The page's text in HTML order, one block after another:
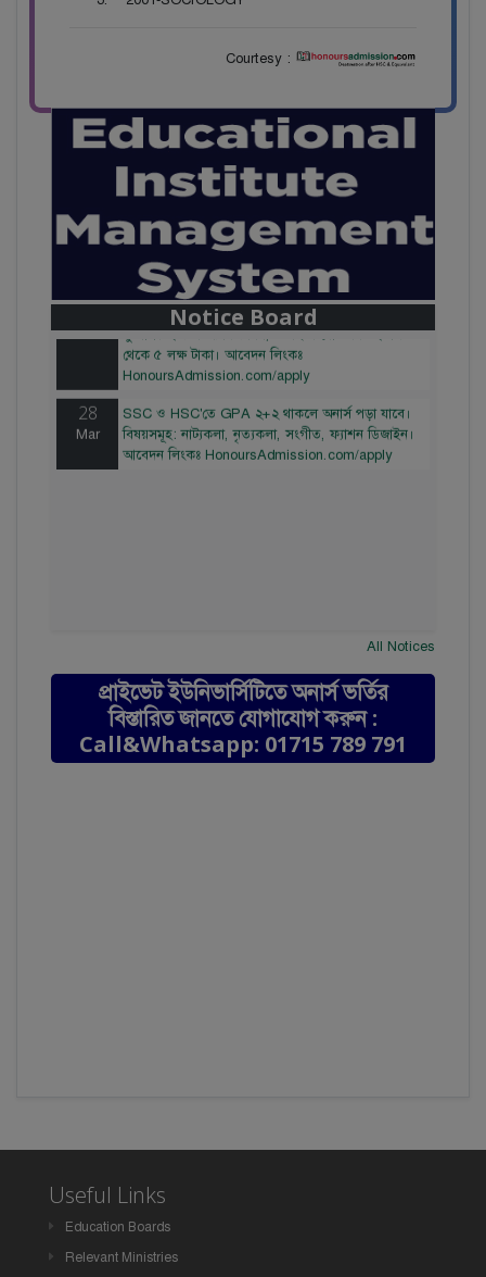
Courtesy :
Notice Board
28
বাজেটের মধ্যে প্রাইভেট ইউনিভার্সিটিতে অনার্স পড়ার
সুযোগ। ২০টির অধিক বিষয়, ৪ বছরে মোট খরচ ২ লক্ষ
থেকে ৫ লক্ষ টাকা। আবেদন লিংকঃ
HonoursAdmission.com/apply
28
Mar
SSC ও HSC'তে GPA ২+২ থাকলে অনার্স পড়া যাবে।
বিষয়সমূহ: নাট্যকলা, নৃত্যকলা, সংগীত, ফ্যাশন ডিজাইন।
আবেদন লিংকঃ HonoursAdmission.com/apply
All Notices
প্রাইভেট ইউনিভার্সিটিতে অনার্স ভর্তির
বিস্তারিত জানতে যোগাযোগ করুন :
Call&Whatsapp: 01715 789 791
Useful Links
Education Boards
Relevant Ministries